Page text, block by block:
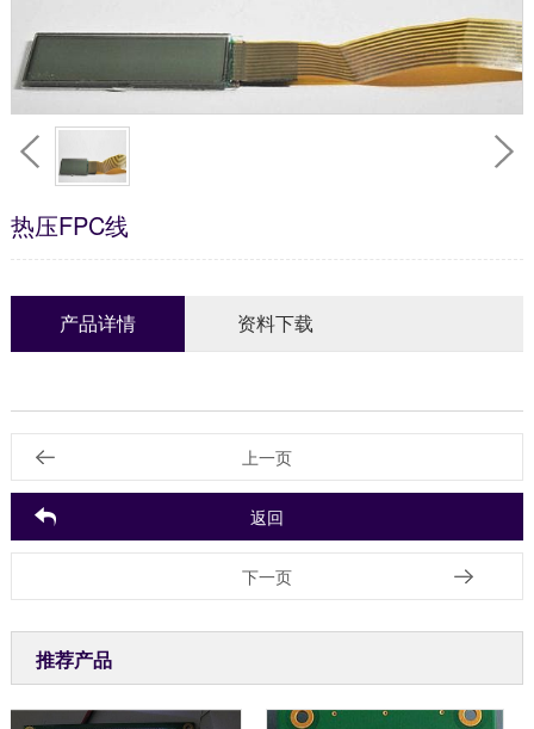
热压FPC线
产品详情 资料下载
上一页
返回
下一页
推荐产品